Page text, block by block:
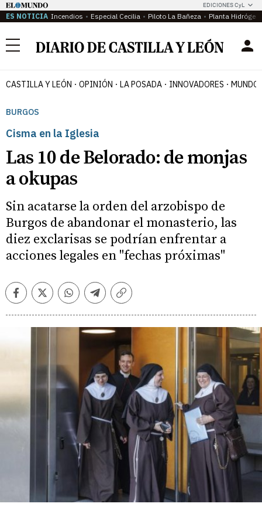
EDICIONES CyL
ES NOTICIA Incendios Especial Cecilia Piloto La Bañeza Planta
Menú
CASTILLA Y LEÓN OPINIÓN LA POSADA INNOVADORES MUNDO
BURGOS
Cisma en la Iglesia
Las 10 de Belorado: de monjas
a okupas
Sin acatarse la orden del arzobispo de
Burgos de abandonar el monasterio, las
diez exclarisas se podrían enfrentar a
acciones legales en "fechas próximas"
FacebookTwitterWhatsappTelegramCopiar